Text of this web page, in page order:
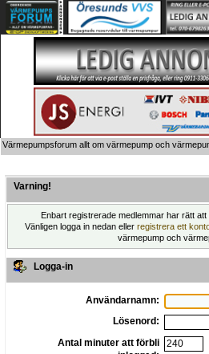
Värmepumpsforum allt om värmepump och
Varning!
Enbart registrerade medlemmar har rätt att
Vänligen logga in nedan eller registrera ett
värmepump och
Logga-in
Användarnamn:
Lösenord:
Antal minuter att förbli